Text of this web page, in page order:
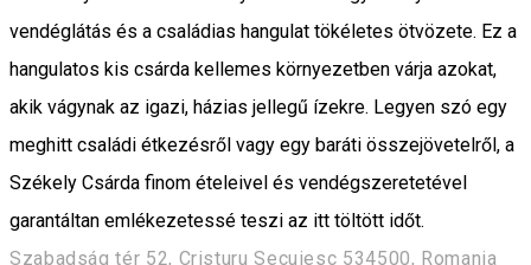
vendéglátás és a családias hangulat tökéletes ötvözete. Ez a
hangulatos kis csárda kellemes környezetben várja azokat,
akik vágynak az igazi, házias jellegű ízekre. Legyen szó egy
meghitt családi étkezésről vagy egy baráti összejövetelről, a
Székely Csárda finom ételeivel és vendégszeretetével
garantáltan emlékezetessé teszi az itt töltött időt.
Szabadság tér 52, Cristuru Secuiesc 534500, Romania